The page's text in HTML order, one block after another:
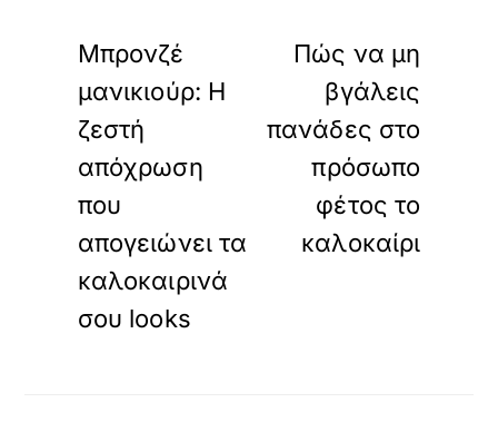
Μπρονζέ
μανικιούρ: Η
ζεστή
απόχρωση
που
απογειώνει τα
καλοκαιρινά
σου looks
Πώς να μη
βγάλεις
πανάδες στο
πρόσωπο
φέτος το
καλοκαίρι